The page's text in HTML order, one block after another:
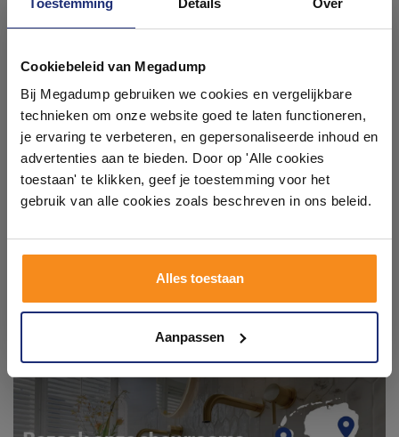
Cookiebeleid van Megadump
Bij Megadump gebruiken we cookies en vergelijkbare
technieken om onze website goed te laten functioneren,
je ervaring te verbeteren, en gepersonaliseerde inhoud en
advertenties aan te bieden. Door op 'Alle cookies
toestaan' te klikken, geef je toestemming voor het
gebruik van alle cookies zoals beschreven in ons beleid.
Alles toestaan
Aanpassen
Wij geloven in de kracht van delen. Deel jouw
en tag @megadumpnl. Samen bouwen we een
inspirerende omgeving vol met unieke
badkamerstijlen. Doe je mee?
badkamers in onze 1000 m²
showroom
Laat je inspireren door 21 volledig ingerichte
badkameropstellingen – van compact tot luxe. Onze
ervaren adviseurs helpen je persoonlijk, en je vindt
tegels & sanitair direct uit voorraad. Gratis parkeren
op eigen terrein.
Kom langs en ervaar zelf het verschil!